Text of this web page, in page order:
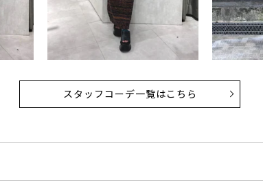
スタッフコーデ一覧はこちら